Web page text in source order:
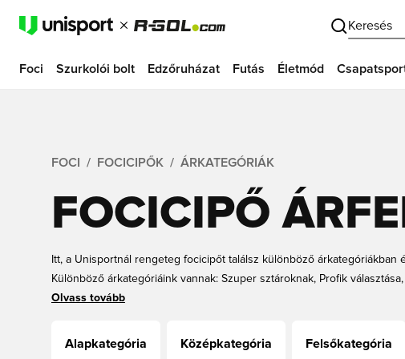
Keresés
Foci Szurkolói bolt Edzőruházat Futás Életmód
FOCI FOCICIPŐK ÁRKATEGÓRIÁK
FOCICIPŐ
Itt, a Unisportnál rengeteg focicipőt találsz különböző árkategóriákban
Különböző árkategóriáink vannak: Szuper sztároknak, Profik
Legkelendőbbek és Legalacsonyabb ár. Egyszerűen válaszd ki a
feledd, hogy akár a nevedet és a zászlódat is ráteheted az új cipődre.
Olvass tovább
Alapkategória Középkategória Felsőkategória